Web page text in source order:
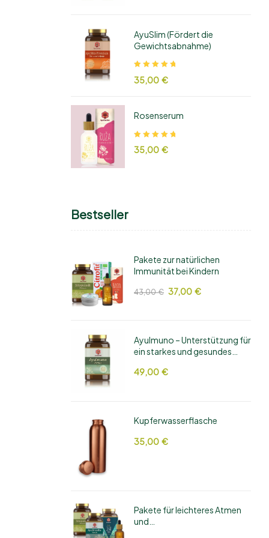
AyuSlim (Fördert die
Gewichtsabnahme)
5,00von 5
35,00 €
Rosenserum
5,00von 5
35,00 €
Bestseller
Pakete zur natürlichen
Immunität bei Kindern
43,00€ 37,00 €
AyuImuno – Unterstützung für
ein starkes und gesundes
49,00 €
Kupferwasserflasche
35,00 €
Pakete für leichteres Atmen
und